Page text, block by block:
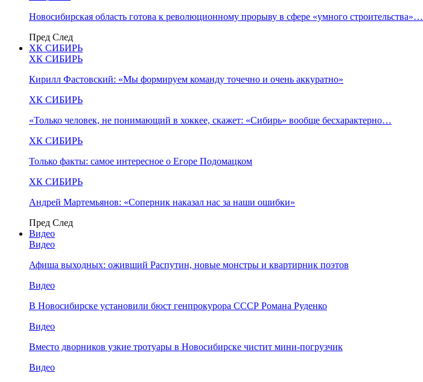
Новосибирская область готова к революционному прорыву в сфере «умного строительства»…
Пред След
ХК СИБИРЬ
ХК СИБИРЬ
Кирилл Фастовский: «Мы формируем команду точечно и очень аккуратно»
ХК СИБИРЬ
«Только человек, не понимающий в хоккее, скажет: «Сибирь» вообще бесхарактерно…
ХК СИБИРЬ
Только факты: самое интересное о Егоре Подомацком
ХК СИБИРЬ
Андрей Мартемьянов: «Соперник наказал нас за наши ошибки»
Пред След
Видео
Видео
Афиша выходных: оживший Распутин, новые монстры и квартирник поэтов
Видео
В Новосибирске установили бюст генпрокурора СССР Романа Руденко
Видео
Вместо дворников узкие тротуары в Новосибирске чистит мини-погрузчик
Видео